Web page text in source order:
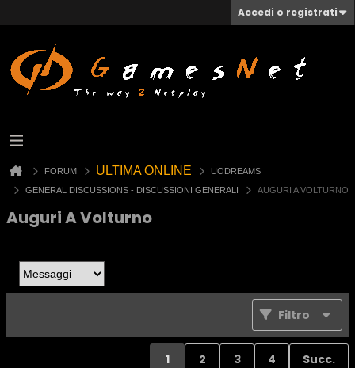
Accedi o registrati
FORUM ULTIMA ONLINE
UODREAMS
GENERAL DISCUSSIONS - DISCUSSIONI GENERALI
AUGURI A VOLTURNO
Auguri A Volturno
Filtro
1 2 3 4 Succ.